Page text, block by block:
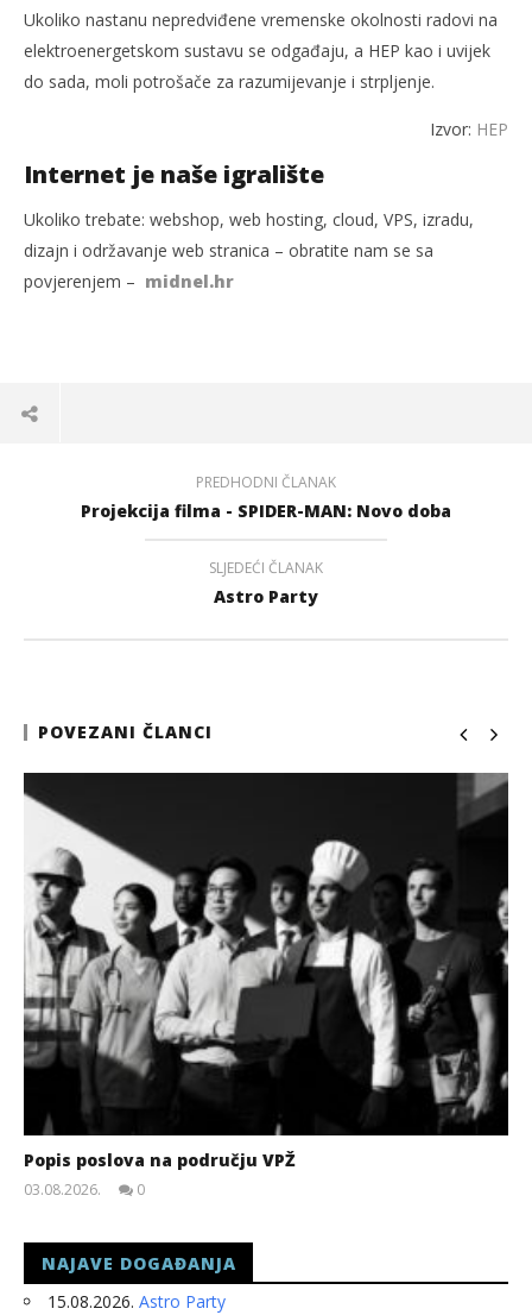
Ukoliko nastanu nepredviđene vremenske okolnosti radovi na
elektroenergetskom sustavu se odgađaju, a HEP kao i uvijek
do sada, moli potrošače za razumijevanje i strpljenje.
Izvor: HEP
Internet je naše igralište
Ukoliko trebate: webshop, web hosting, cloud, VPS, izradu,
dizajn i održavanje web stranica – obratite nam se sa
povjerenjem – midnel.hr
PREDHODNI ČLANAK
Projekcija filma - SPIDER-MAN: Novo doba
SLJEDEĆI ČLANAK
Astro Party
POVEZANI ČLANCI
Popis poslova na području VPŽ
03.08.2026.
0
NAJAVE DOGAĐANJA
15.08.2026. Astro Party